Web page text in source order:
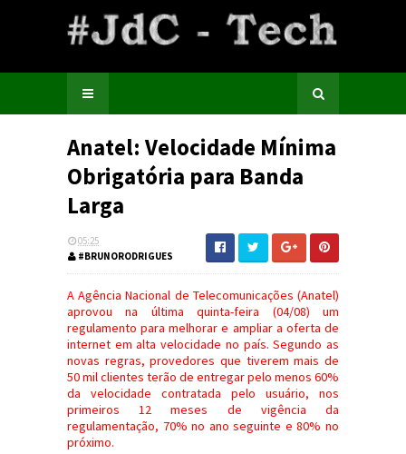
Anatel: Velocidade Mínima
Obrigatória para Banda
Larga
05:25
#BRUNORODRIGUES
A Agência Nacional de Telecomunicações (Anatel)
aprovou na última quinta-feira (04/08) um
regulamento para melhorar e ampliar a oferta de
internet em alta velocidade no país. Segundo as
novas regras, provedores que tiverem mais de
50 mil clientes terão de entregar pelo menos 60%
da velocidade contratada pelo usuário, nos
primeiros 12 meses de vigência da
regulamentação, 70% no ano seguinte e 80% no
próximo.